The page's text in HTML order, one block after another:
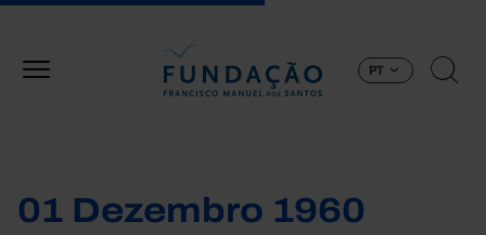
PT
01 Dezembro 1960